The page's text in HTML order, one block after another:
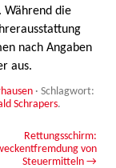
Während die
nach Angaben
aus.
· Schlagwort:
Schrapers.
Rettungsschirm:
von
Steuermitteln →